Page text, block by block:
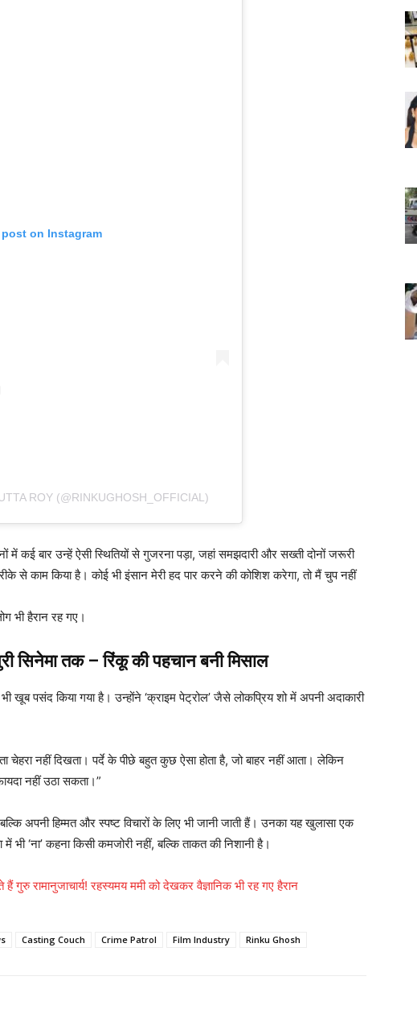
on Instagram
ROY (@RINKUGHOSH_OFFICIAL)
में कई बार उन्हें ऐसी स्थितियों से गुजरना पड़ा, जहां समझदारी और सख्ती दोनों जरूरी
से काम किया है। कोई भी इंसान मेरी हद पार करने की कोशिश करेगा, तो मैं चुप नहीं
भी हैरान रह गए।
सिनेमा तक – रिंकू की पहचान बनी मिसाल
भी खूब पसंद किया गया है। उन्होंने ‘क्राइम पेट्रोल’ जैसे लोकप्रिय शो में अपनी अदाकारी
नहीं दिखता। पर्दे के पीछे बहुत कुछ ऐसा होता है, जो बाहर नहीं आता। लेकिन
नहीं उठा सकता।”
अपनी हिम्मत और स्पष्ट विचारों के लिए भी जानी जाती हैं। उनका यह खुलासा एक
भी ‘ना’ कहना किसी कमजोरी नहीं, बल्कि ताकत की निशानी है।
गुरु रामानुजाचार्य! रहस्यमय ममी को देखकर वैज्ञानिक भी रह गए हैरान
Casting Couch Crime Patrol Film Industry Rinku Ghosh